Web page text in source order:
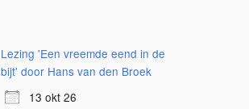
Lezing 'Een vreemde eend in de
bijt' door Hans van den Broek
13 okt 26